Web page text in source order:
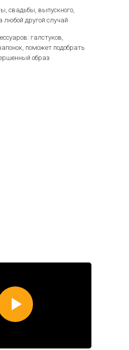
свадьбы, выпускного,
любой другой случай
галстуков,
поможет подобрать
образ